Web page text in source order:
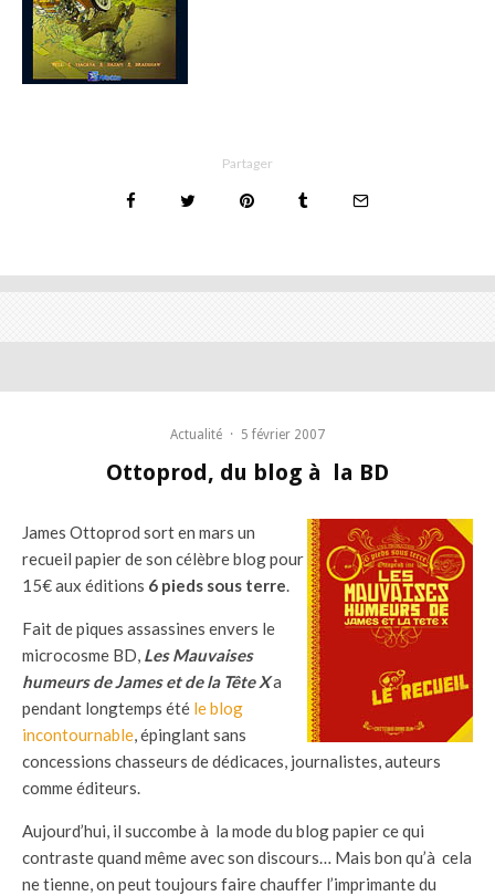
Partager
Actualité · 5 février 2007
Ottoprod, du blog à la BD
James Ottoprod sort en mars un
recueil papier de son célèbre blog pour
15€ aux éditions 6 pieds sous terre.
Fait de piques assassines envers le
microcosme BD, Les Mauvaises
humeurs de James et de la Tête Xa
pendant longtemps été le blog
incontournable, épinglant sans
concessions chasseurs de dédicaces, journalistes, auteurs
comme éditeurs.
Aujourd’hui, il succombe à la mode du blog papier ce qui
contraste quand même avec son discours… Mais bon qu’à cela
ne tienne, on peut toujours faire chauffer l’imprimante du